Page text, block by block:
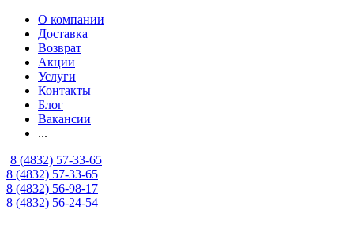
О компании
Доставка
Возврат
Акции
Услуги
Контакты
Блог
Вакансии
...
8 (4832) 57-33-65
8 (4832) 57-33-65
8 (4832) 56-98-17
8 (4832) 56-24-54